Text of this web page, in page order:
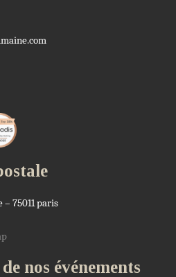
75011 paris
nos événements